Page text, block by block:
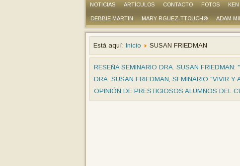
NOTICIAS ARTÍCULOS CONTACTO FOTOS
DEBBIE MARTIN MARY RGUEZ-TTOUCH® ADAM
Está aquí: Inicio SUSAN FRIEDMAN
RESEÑA SEMINARIO DRA. SUSAN
DRA. SUSAN FRIEDMAN, SEMINARIO "VIVIR Y
OPINIÓN DE PRESTIGIOSOS ALUMNOS DEL